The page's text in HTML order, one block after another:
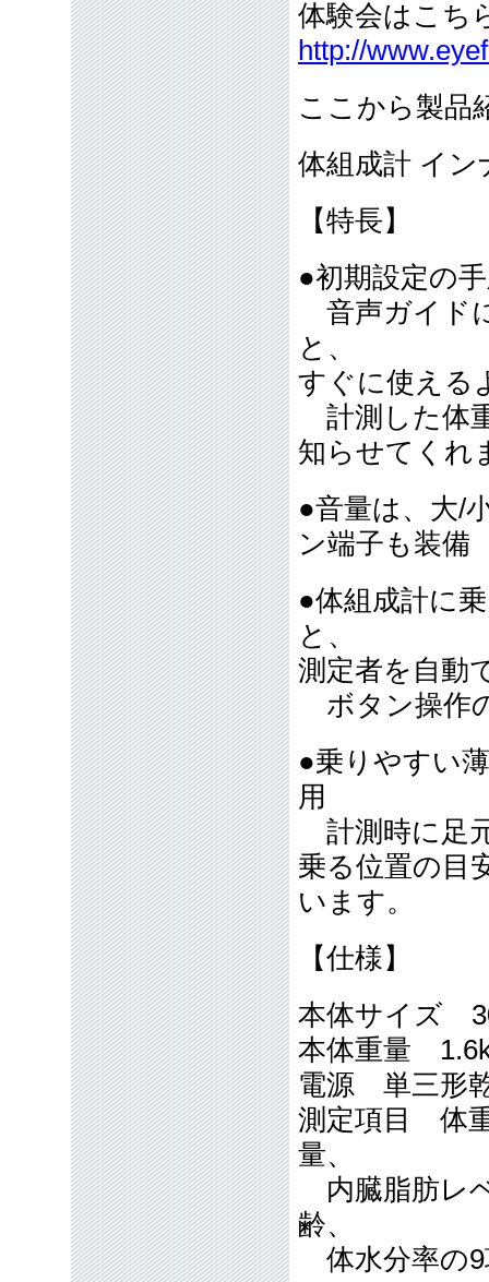
体験会はこ
http://
ここから製品
体組成計 イ
【特長】
●初期設定の
音声ガイド
と、
すぐに使え
計測した体
知らせてくれ
●音量は、大/
ン端子も装
●体組成計に
と、
測定者を自動
ボタン操作
●乗りやすい
用
計測時に足
乗る位置の目
います。
【仕様】
本体サイズ
本体重量
電源 単三形
測定項目 体
量、
内臓脂肪レ
齢、
体水分率